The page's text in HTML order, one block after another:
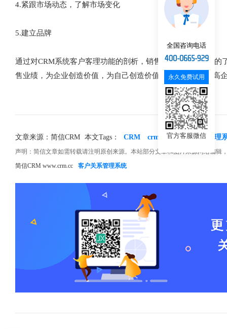
4.紧跟市场动态，了解市场变化
5.建立品牌
通过对CRM系统客户客理功能的剖析，销售人员可以更深入
售业绩，为企业创造价值，为自己创造价值，提升自己、提高
文章来源：简信CRM 本文Tags： CRM crm系统 crm客户管理
声明：简信文章如需转载请注明原创来源。本站部分文章和图片来源网络编
简信CRM www.crm.cc
客户关系管理系统
全国咨询电话
永久免费试用
官方客服微信